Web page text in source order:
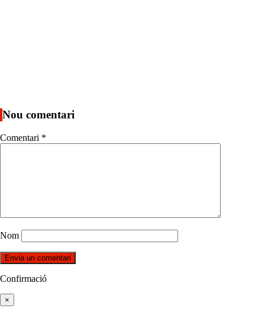
Nou comentari
Comentari *
Nom
Confirmació
×